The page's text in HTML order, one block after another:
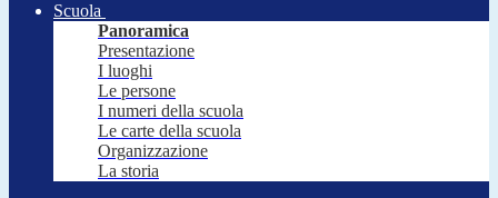
Scuola
Panoramica
Presentazione
I luoghi
Le persone
I numeri della scuola
Le carte della scuola
Organizzazione
La storia